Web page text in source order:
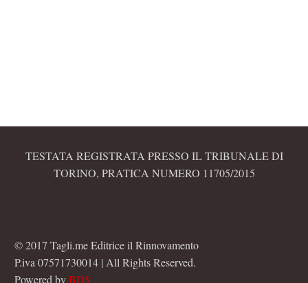
TESTATA REGISTRATA PRESSO IL TRIBUNALE DI
TORINO, PRATICA NUMERO 11705/2015
© 2017 Tagli.me Editrice il Rinnovamento
P.iva 07571730014 | All Rights Reserved.
Powered byBDS